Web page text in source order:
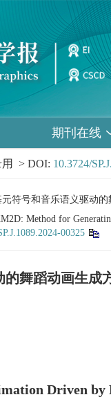
期刊在线
> DOI: 10.3724/
符号和音乐语义驱动
Method for
00325
舞蹈动画生成
Driven by